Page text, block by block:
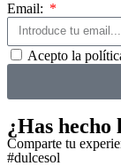
Email:
Acepto la
¿Has hecho
Comparte tu
#dulcesol